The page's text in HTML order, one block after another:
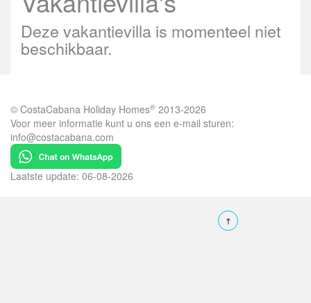
Deze vakantievilla is momenteel niet
beschikbaar.
© CostaCabana Holiday Homes® 2013-2026
Voor meer informatie kunt u ons een e-mail sturen:
info@costacabana.com
Laatste update: 06-08-2026